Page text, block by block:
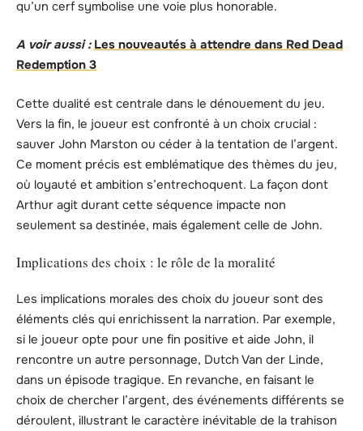
qu’un cerf symbolise une voie plus honorable.
A voir aussi : Les nouveautés à attendre dans Red Dead
Redemption 3
Cette dualité est centrale dans le dénouement du jeu.
Vers la fin, le joueur est confronté à un choix crucial :
sauver John Marston ou céder à la tentation de l’argent.
Ce moment précis est emblématique des thèmes du jeu,
où loyauté et ambition s’entrechoquent. La façon dont
Arthur agit durant cette séquence impacte non
seulement sa destinée, mais également celle de John.
Implications des choix : le rôle de la moralité
Les implications morales des choix du joueur sont des
éléments clés qui enrichissent la narration. Par exemple,
si le joueur opte pour une fin positive et aide John, il
rencontre un autre personnage, Dutch Van der Linde,
dans un épisode tragique. En revanche, en faisant le
choix de chercher l’argent, des événements différents se
déroulent, illustrant le caractère inévitable de la trahison